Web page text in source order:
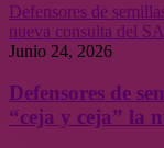
Defensores de
nueva consulta del
Junio 24, 2026
Defensores de
“ceja y ceja” la